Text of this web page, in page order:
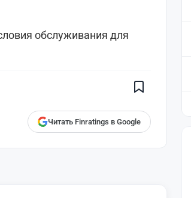
обслуживания для
Читать Finratings в Google